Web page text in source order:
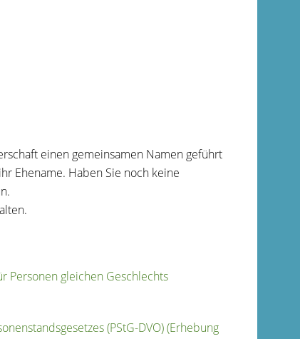
einen gemeinsamen Namen geführt
Ehename. Haben Sie noch keine
Personen gleichen Geschlechts
(PStG-DVO) (Erhebung